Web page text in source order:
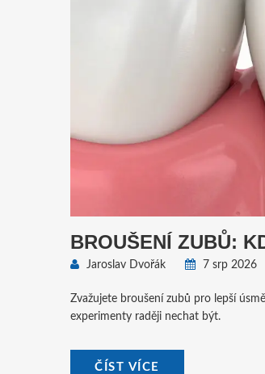
BROUŠENÍ ZUBŮ:
Jaroslav Dvořák 7 srp 2026
Zvažujete broušení zubů pro lepší
experimenty raději nechat být.
ČÍST VÍCE